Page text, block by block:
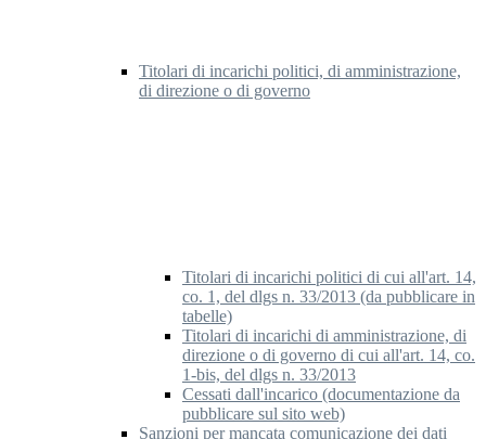
Titolari di incarichi politici, di amministrazione,
di direzione o di governo
Titolari di incarichi politici di cui all'art. 14,
co. 1, del dlgs n. 33/2013 (da pubblicare in
tabelle)
Titolari di incarichi di amministrazione, di
direzione o di governo di cui all'art. 14, co.
1-bis, del dlgs n. 33/2013
Cessati dall'incarico (documentazione da
pubblicare sul sito web)
Sanzioni per mancata comunicazione dei dati